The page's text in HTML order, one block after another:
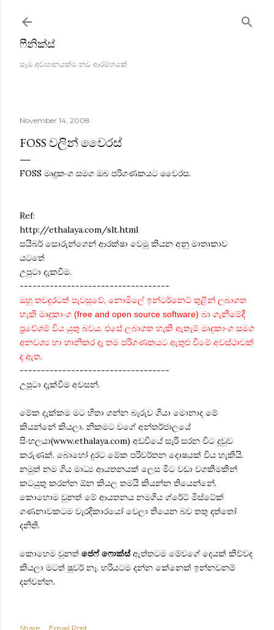
ෆීනික්ස්
සෑම අවසානයක්ම නව ආරම්භයක්
November 14, 2008
FOSS වලින් වෛරස්
FOSS මෘදුකංග සමග ඔබ ‍පරිගණකයට වෛරස.
Ref:
http://ethalaya.com/slt.html
සයිබර් සොරුන්ගෙන් ආරක්ෂා වෙමු කියන අනු මාතෘකාව
යටතේ
උපුටා දැකවීම.
-----------------------------------
ඔහු තවදුරටත් පැවසුවේ, නොමිලේ ඉන්ටර්නෙට් තුළින් ලබාගත
හැකි මෘදුකාංග (free and open source software) බා ගැනීමේදී
ප්‍රවේශම් විය යුතු බවය. එසේ ලබාගත හැකි ඇතැම් මෘදුකාංග සමග
අනවශ්‍ය හා හානිකර දෑ තම පරිගණකයට ඇතුළු වීමේ අවස්ථාවක්
ද ඇත.
-----------------------------------
උපුටා දැක්වීම අවසන්.
මේක දැක්කම මට හිතා ගන්න බැරුව ගියා මොනාද මේ
කියන්නේ කියලා. නිකමට වගේ අන්තර්ජාලයේ
සිංහලයා(www.ethalaya.com) අඩවියේ සැරි සරන විට දුවුව
කරුණක්. බොහෝ දුරට මේක පරිවර්තන දොෂයක් විය හැකියි.
නමුත් නම ගිය මාධ්‍ය ආයතනයක් ලෙස මීට වඩා වගකීමකින්
කටයුතු කරන්න ඕන කියල තමයි කියන්න තියෙන්නේ.
කොහොම වුනත් මේ ආයතනය නමගිය ග්රේට් මිස්ටේක්
ගණනාවකටම වැරදිකාරයෝ වෙලා තියෙන බව තතු දත්තෝ
දනිති.
කොහෙම වුනත් ජෙෆ් ෆොක්ස්ඇත්තටම මේවගේ දෙයක් කිව්වද
කියලා මටත් ෂුවර් නෑ. හරියටම දන්න කේනෙක් ඉන්නවනම්
දන්වන්න.
Share
Email Post